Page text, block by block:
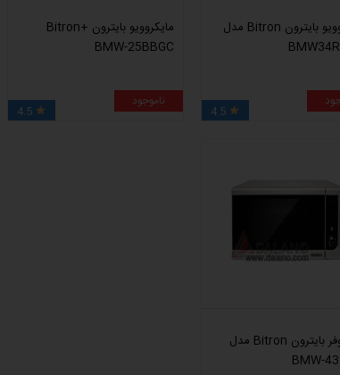
مایکروویو بایترون Bitron مدل

4.5
مایکروویو بایترون +Bitron
BMW-25BBGC
ناموجود

مایکروفر بایترون Bitron مدل
BMW-